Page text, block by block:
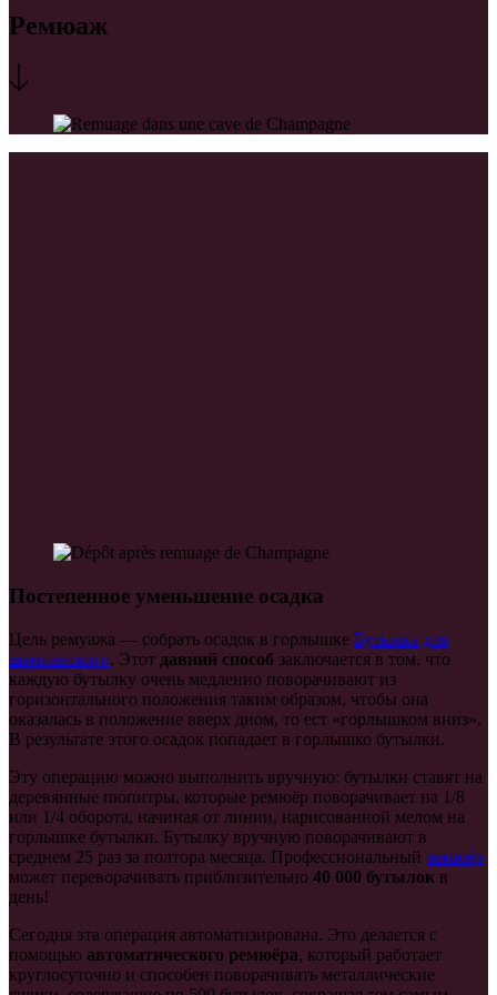
Ремюаж
Постепенное уменьшение осадка
Цель ремуажа — собрать осадок в горлышке Бутылка для
шампанского. Этот давний способ заключается в том, что
каждую бутылку очень медленно поворачивают из
горизонтального положения таким образом, чтобы она
оказалась в положение вверх дном, то ест «горлышком вниз».
В результате этого осадок попадает в горлышко бутылки.
Эту операцию можно выполнить вручную: бутылки ставят на
деревянные пюпитры, которые ремюёр поворачивает на 1/8
или 1/4 оборота, начиная от линии, нарисованной мелом на
горлышке бутылки. Бутылку вручную поворачивают в
среднем 25 раз за полтора месяца. Профессиональный ремюёр
может переворачивать приблизительно 40 000 бутылок в
день!
Сегодня эта операция автоматизирована. Это делается с
помощью автоматического ремюёра, который работает
круглосуточно и способен поворачивать металлические